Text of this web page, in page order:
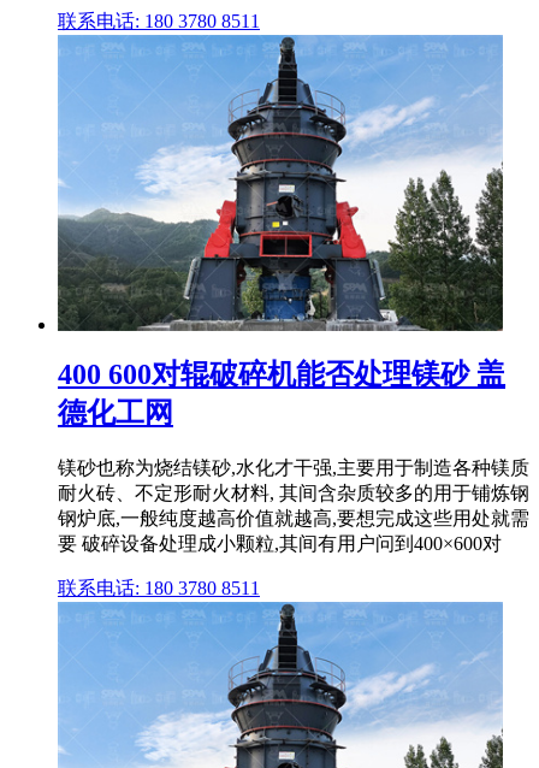
联系电话: 180 3780 8511
400 600对辊破碎机能否处理镁砂 盖
德化工网
镁砂也称为烧结镁砂,水化才干强,主要用于制造各种镁质
耐火砖、不定形耐火材料, 其间含杂质较多的用于铺炼钢
钢炉底,一般纯度越高价值就越高,要想完成这些用处就需
要 破碎设备处理成小颗粒,其间有用户问到400×600对
联系电话: 180 3780 8511